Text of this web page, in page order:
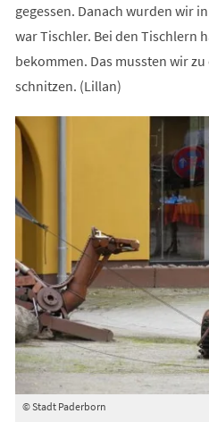
gegessen. Danach wurden wir
war Tischler. Bei den Tischlern
bekommen. Das mussten wir
schnitzen. (Lillan)
© Stadt Paderborn